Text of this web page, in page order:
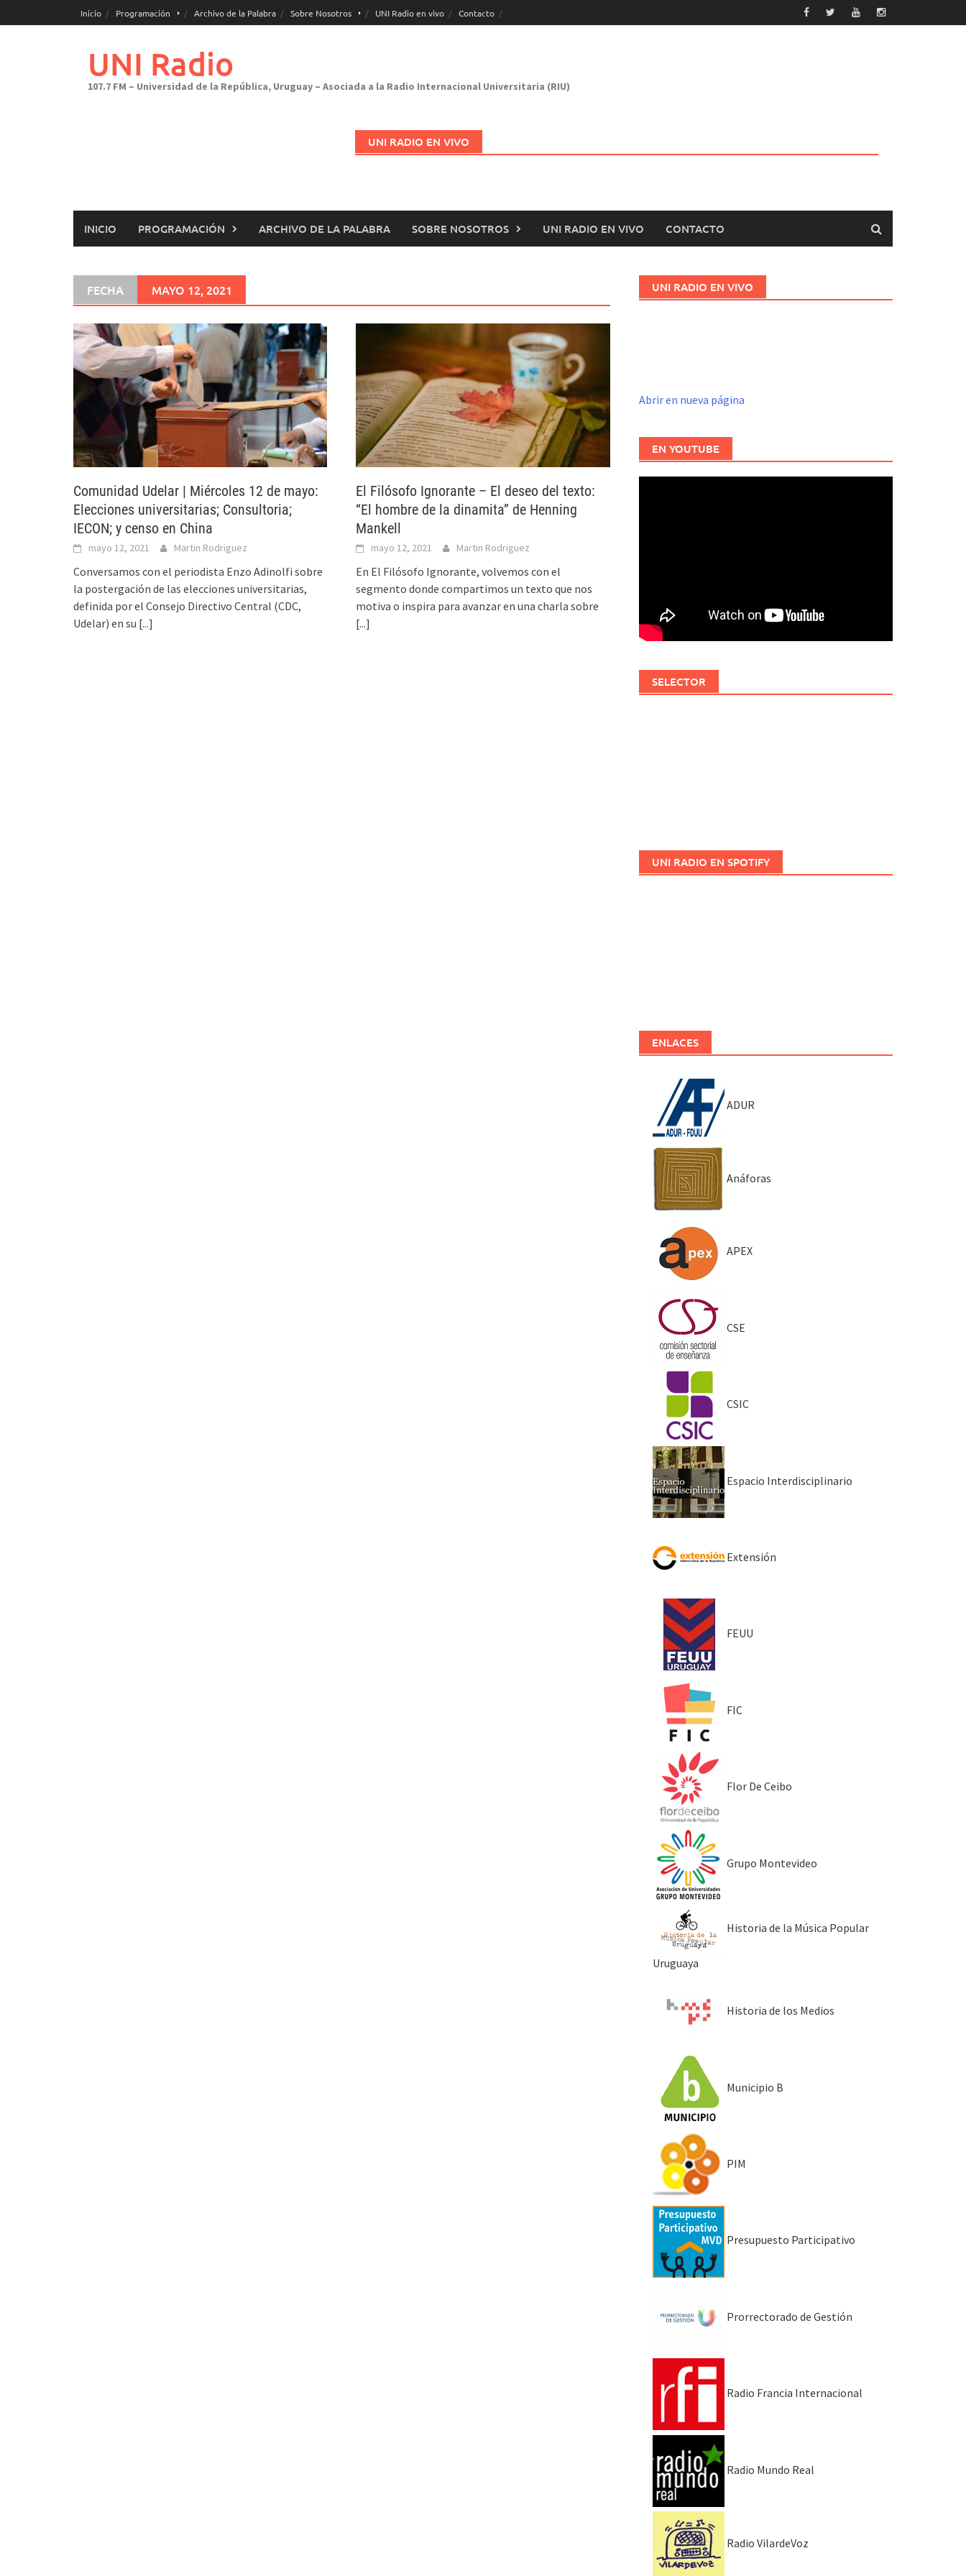
al
Inicio Programación Archivo de la Palabra Sobre Nosotros UNI Radio en vivo Contacto
UNI Radio
107.7 FM – Universidad de la República, Uruguay – Asociada a la Radio Internacional Universitaria (RIU)
UNI RADIO EN VIVO
INICIO PROGRAMACIÓN ARCHIVO DE LA PALABRA SOBRE NOSOTROS UNI RADIO EN VIVO CONTACTO
FECHA MAYO 12, 2021
Comunidad Udelar | Miércoles 12 de mayo:
Elecciones universitarias; Consultoria;
IECON; y censo en China
mayo 12, 2021 Martin Rodriguez
Conversamos con el periodista Enzo Adinolfi sobre
la postergación de las elecciones universitarias,
definida por el Consejo Directivo Central (CDC,
Udelar) en su [...]
El Filósofo Ignorante – El deseo del texto:
“El hombre de la dinamita” de Henning
Mankell
mayo 12, 2021 Martin Rodriguez
En El Filósofo Ignorante, volvemos con el
segmento donde compartimos un texto que nos
motiva o inspira para avanzar en una charla sobre
[...]
UNI RADIO EN VIVO
Abrir en nueva página
EN YOUTUBE
SELECTOR
UNI RADIO EN SPOTIFY
ENLACES
ADUR
Anáforas
APEX
CSE
CSIC
Espacio Interdisciplinario
Extensión
FEUU
FIC
Flor De Ceibo
Grupo Montevideo
Historia de la Música Popular
Uruguaya
Historia de los Medios
Municipio B
PIM
Presupuesto Participativo
Prorrectorado de Gestión
Radio Francia Internacional
Radio Mundo Real
Radio VilardeVoz